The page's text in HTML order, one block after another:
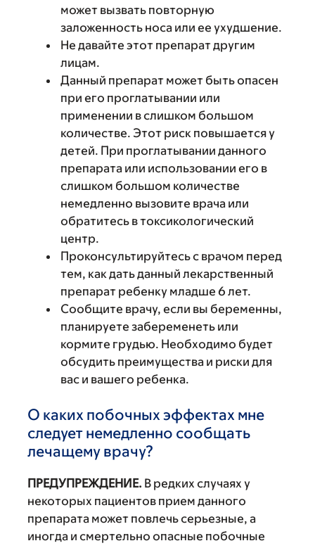
может вызвать повторную
заложенность носа или ее ухудшение.
Не давайте этот препарат другим
лицам.
Данный препарат может быть опасен
при его проглатывании или
применении в слишком большом
количестве. Этот риск повышается у
детей. При проглатывании данного
препарата или использовании его в
слишком большом количестве
немедленно вызовите врача или
обратитесь в токсикологический
центр.
Проконсультируйтесь с врачом перед
тем, как дать данный лекарственный
препарат ребенку младше 6 лет.
Сообщите врачу, если вы беременны,
планируете забеременеть или
кормите грудью. Необходимо будет
обсудить преимущества и риски для
вас и вашего ребенка.
О каких побочных эффектах мне
следует немедленно сообщать
лечащему врачу?
ПРЕДУПРЕЖДЕНИЕ. В редких случаях у
некоторых пациентов прием данного
препарата может повлечь серьезные, а
иногда и смертельно опасные побочные